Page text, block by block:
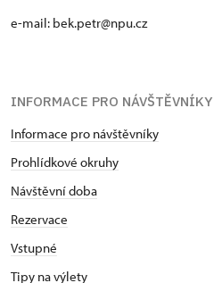
e-mail: bek.petr@npu.cz
INFORMACE PRO NÁVŠTĚVNÍKY
Informace pro návštěvníky
Prohlídkové okruhy
Návštěvní doba
Rezervace
Vstupné
Tipy na výlety